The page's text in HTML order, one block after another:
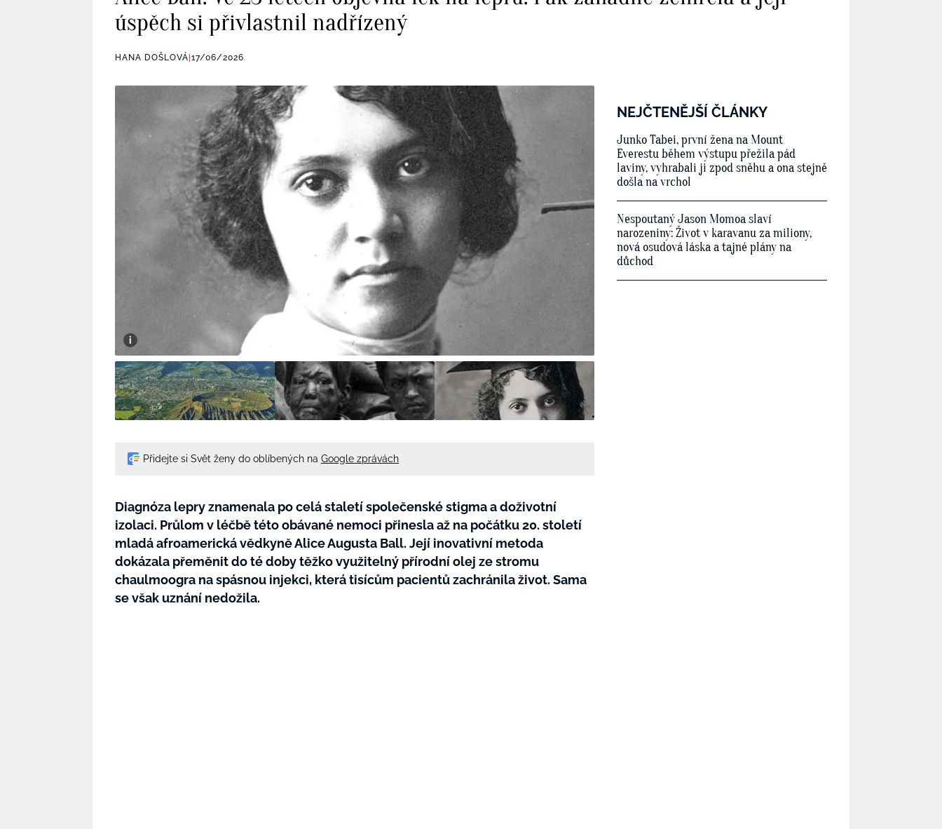
úspěch si přivlastnil nadřízený
HANA DOŠLOVÁ 17/06/2026
Přidejte si Svět ženy do oblíbených na Google zprávách
Diagnóza lepry znamenala po celá staletí společenské stigma a doživotní
izolaci. Průlom v léčbě této obávané nemoci přinesla až na počátku 20. století
mladá afroamerická vědkyně Alice Augusta Ball. Její inovativní metoda
dokázala přeměnit do té doby těžko využitelný přírodní olej ze stromu
chaulmoogra na spásnou injekci, která tisícům pacientů zachránila život. Sama
se však uznání nedožila.
NEJČTENĚJŠÍ ČLÁNKY
Junko Tabei, první žena na Mount
Everestu během výstupu přežila pád
laviny, vyhrabali ji zpod sněhu a ona stejně
došla na vrchol
Nespoutaný Jason Momoa slaví
narozeniny: Život v karavanu za miliony,
nová osudová láska a tajné plány na
důchod